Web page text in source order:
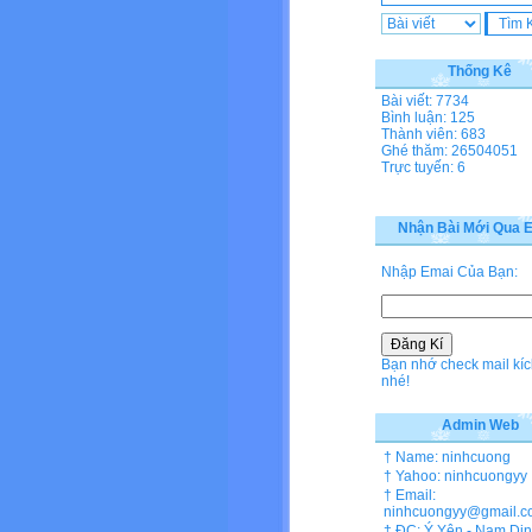
Thống Kê
Bài viết: 7734
Bình luận: 125
Thành viên: 683
Ghé thăm: 26504051
Trực tuyến: 6
Nhận Bài Mới Qua
Nhập Emai Của Bạn:
Bạn nhớ check mail
nhé!
Admin Web
† Name: ninhcuong
† Yahoo: ninhcuongyy
† Email: